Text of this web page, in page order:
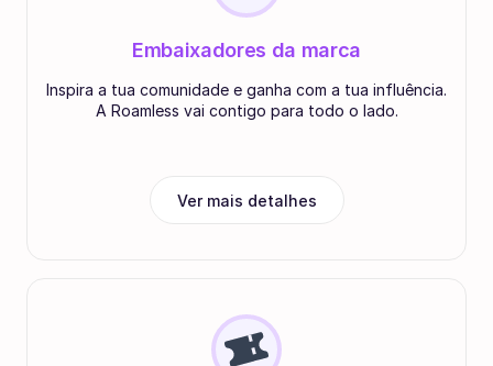
Embaixadores da marca
Inspira a tua comunidade e ganha com a tua influência.
A Roamless vai contigo para todo o lado.
Ver mais detalhes